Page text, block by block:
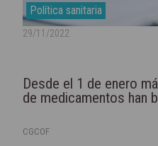
Política sanitaria
29/11/2022
Desde el 1 de enero
de medicamentos han
CGCOF